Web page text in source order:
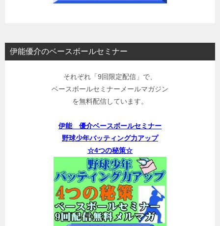
伊能優介のベースボールセミナー
それぞれ「9回限定配信」で、
ベースボールセミナーメールマガジン
を無料配信しています。
伊能 優介ベースボールセミナー
野球少年バッティング力アップ
☆4つの秘策☆